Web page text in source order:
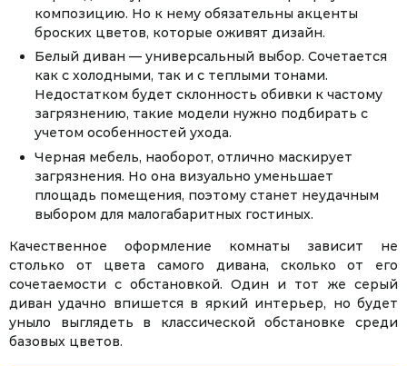
композицию. Но к нему обязательны акценты
броских цветов, которые оживят дизайн.
Белый диван — универсальный выбор. Сочетается
как с холодными, так и с теплыми тонами.
Недостатком будет склонность обивки к частому
загрязнению, такие модели нужно подбирать с
учетом особенностей ухода.
Черная мебель, наоборот, отлично маскирует
загрязнения. Но она визуально уменьшает
площадь помещения, поэтому станет неудачным
выбором для малогабаритных гостиных.
Качественное оформление комнаты зависит не
столько от цвета самого дивана, сколько от его
сочетаемости с обстановкой. Один и тот же серый
диван удачно впишется в яркий интерьер, но будет
уныло выглядеть в классической обстановке среди
базовых цветов.
Facebook
TwitterWhatsApp
ViberTelegram